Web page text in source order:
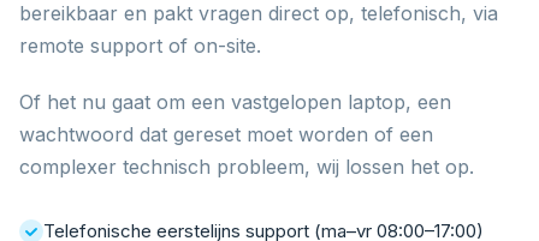
bereikbaar en pakt vragen direct op, telefonisch, via
remote support of on-site.
Of het nu gaat om een vastgelopen laptop, een
wachtwoord dat gereset moet worden of een
complexer technisch probleem, wij lossen het op.
Telefonische eerstelijns support (ma–vr 08:00–17:00)